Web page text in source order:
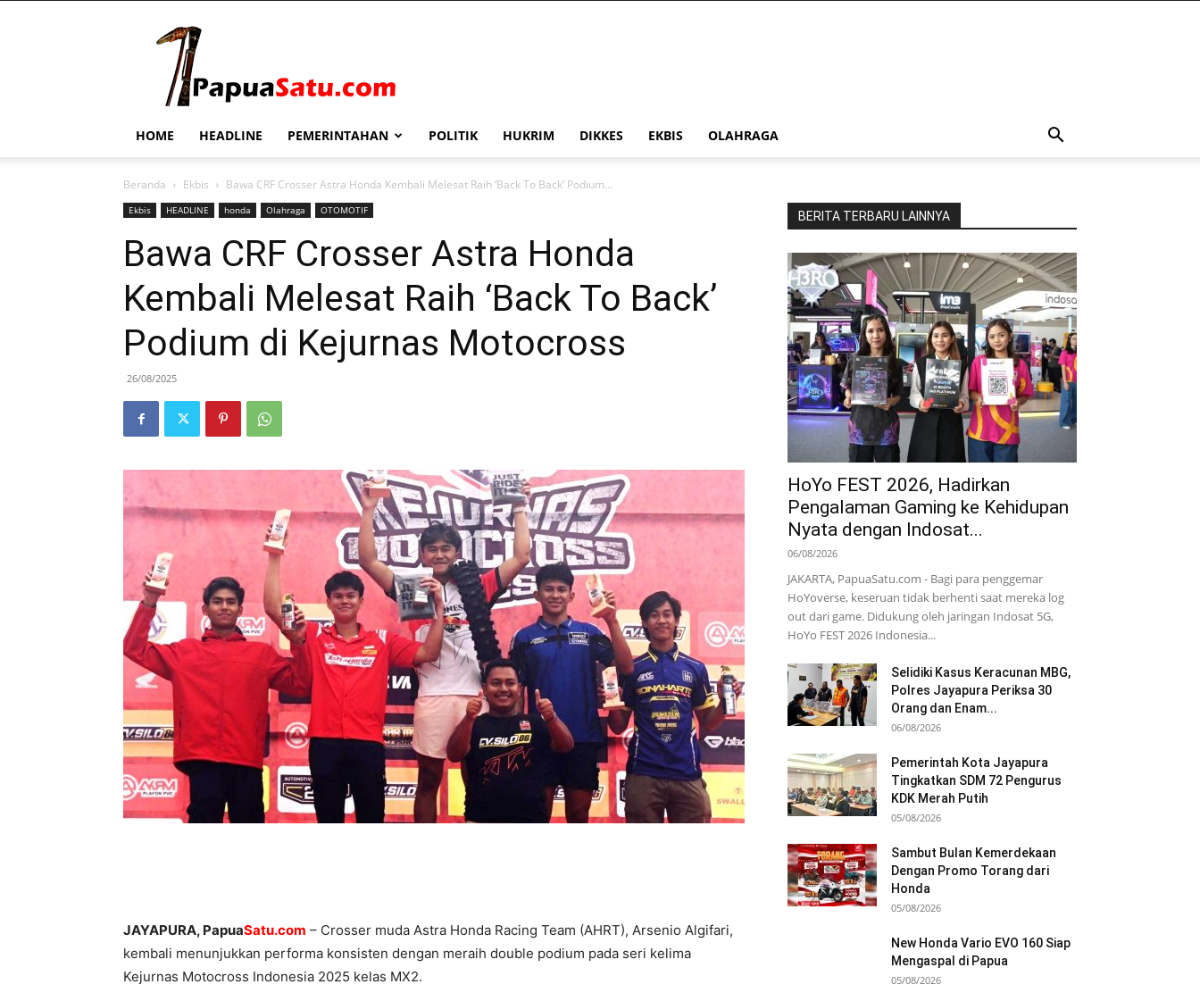
HOME HEADLINE PEMERINTAHAN POLITIK HUKRIM DIKKES EKBIS OLAHRAGA
Beranda Ekbis Bawa CRF Crosser Astra Honda Kembali Melesat Raih ‘Back To Back’ Podium...
Ekbis HEADLINE honda Olahraga OTOMOTIF
Bawa CRF Crosser Astra Honda
Kembali Melesat Raih ‘Back To Back’
Podium di Kejurnas Motocross
26/08/2025
JAYAPURA, PapuaSatu.com – Crosser muda Astra Honda Racing Team (AHRT), Arsenio Algifari,
kembali menunjukkan performa konsisten dengan meraih double podium pada seri kelima
Kejurnas Motocross Indonesia 2025 kelas MX2.
BERITA TERBARU LAINNYA
HoYo FEST 2026, Hadirkan
Pengalaman Gaming ke Kehidupan
Nyata dengan Indosat...
06/08/2026
JAKARTA, PapuaSatu.com - Bagi para penggemar
HoYoverse, keseruan tidak berhenti saat mereka log
out dari game. Didukung oleh jaringan Indosat 5G,
HoYo FEST 2026 Indonesia...
Selidiki Kasus Keracunan MBG,
Polres Jayapura Periksa 30
Orang dan Enam...
06/08/2026
Pemerintah Kota Jayapura
Tingkatkan SDM 72 Pengurus
KDK Merah Putih
05/08/2026
Sambut Bulan Kemerdekaan
Dengan Promo Torang dari
Honda
05/08/2026
New Honda Vario EVO 160 Siap
Mengaspal di Papua
05/08/2026